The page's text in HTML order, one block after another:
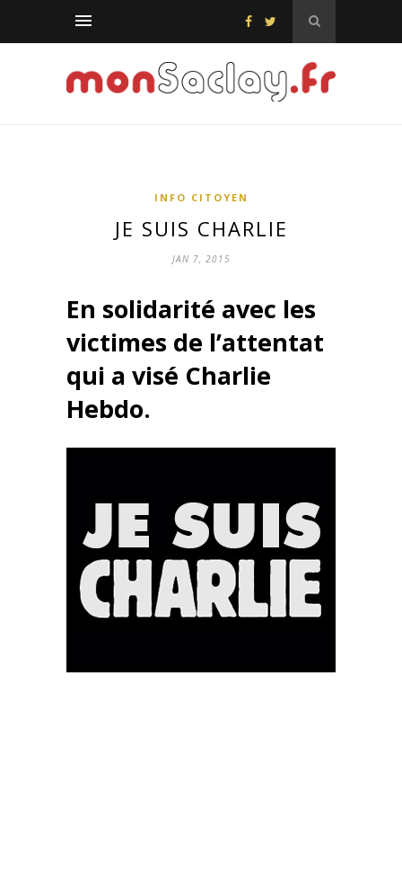
INFO CITOYEN
JE SUIS CHARLIE
JAN 7, 2015
En solidarité avec les
victimes de l’attentat
qui a visé Charlie
Hebdo.